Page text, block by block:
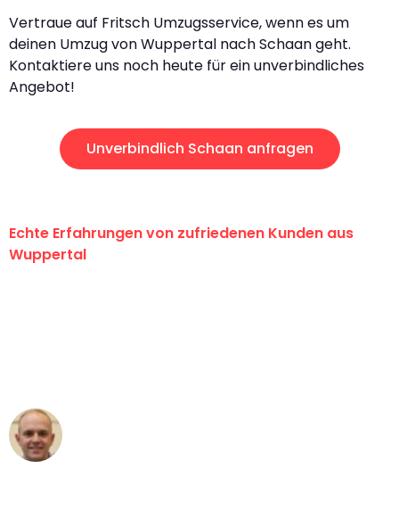
Vertraue auf Fritsch Umzugsservice, wenn es um
deinen Umzug von Wuppertal nach Schaan geht.
Kontaktiere uns noch heute für ein unverbindliches
Angebot!
Unverbindlich Schaan anfragen
Echte Erfahrungen von zufriedenen Kunden aus
Wuppertal